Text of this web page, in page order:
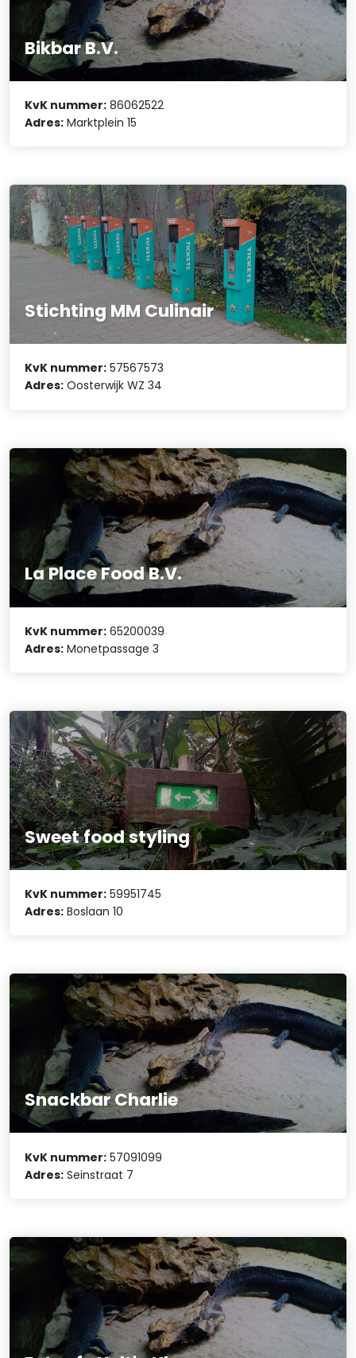
Bikbar B.V.
KvK nummer: 86062522
Adres: Marktplein 15
Stichting MM Culinair
KvK nummer: 57567573
Adres: Oosterwijk WZ 34
La Place Food B.V.
KvK nummer: 65200039
Adres: Monetpassage 3
Sweet food styling
KvK nummer: 59951745
Adres: Boslaan 10
Snackbar Charlie
KvK nummer: 57091099
Adres: Seinstraat 7